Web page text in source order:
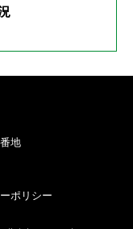
地
ポリシー